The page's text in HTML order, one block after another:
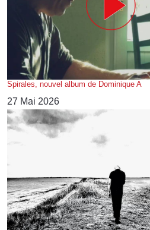
Spirales, nouvel album de Dominique A
27 Mai 2026